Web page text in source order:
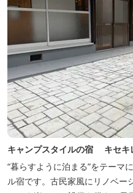
キャンプスタイルの宿 キセキ
“暮らすように泊まる”をテーマ
ル宿です。古民家風にリノベー